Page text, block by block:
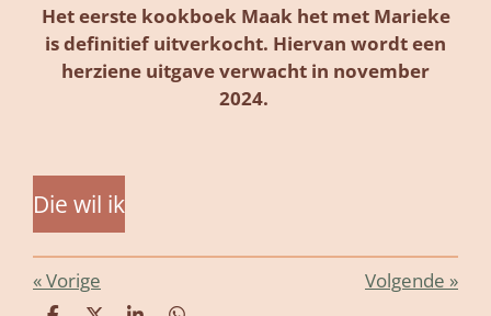
Het eerste kookboek Maak het met Marieke
is definitief uitverkocht. Hiervan wordt een
herziene uitgave verwacht in november
2024.
Die wil ik
«Vorige Volgende »